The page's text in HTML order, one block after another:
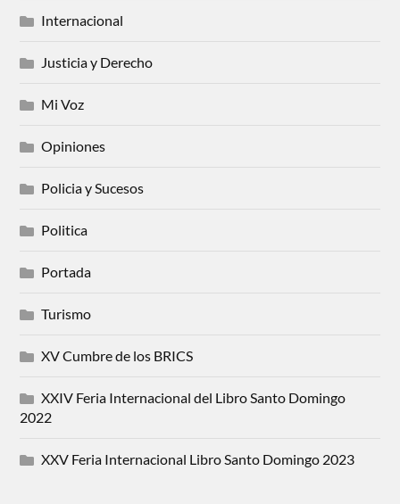
Internacional
Justicia y Derecho
Mi Voz
Opiniones
Policia y Sucesos
Politica
Portada
Turismo
XV Cumbre de los BRICS
XXIV Feria Internacional del Libro Santo Domingo
2022
XXV Feria Internacional Libro Santo Domingo 2023